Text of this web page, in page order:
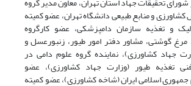
و منابع طبیعی دانشگاه تهران، عضو کمیته
و تغذیه سازمان دامپزشکی، عضو کارگروه
مرغ گوشتی، مشاور دفتر امور طیور، زنبورعسل و
جهاد کشاورزی)، نماینده گروه علوم دامی در
تغذیه طیور (وزارت جهاد کشاورزی)، عضو
اسلامی ایران (شاخه کشاورزی)، عضو کمیته